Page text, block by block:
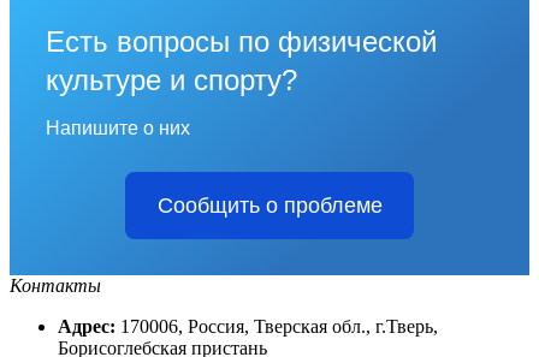
Есть вопросы по физической
культуре и спорту?
Напишите о них
Сообщить о проблеме
Контакты
Адрес: 170006, Россия, Тверская обл., г.Тверь,
Борисоглебская пристань